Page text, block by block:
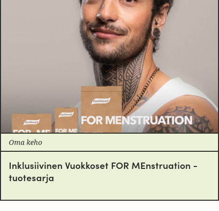
Oma keho
Inklusiivinen Vuokkoset FOR MEnstruation -
tuotesarja